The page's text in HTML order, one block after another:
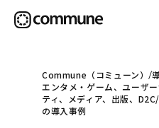
Communeについて
Commune（コミューン）
エンタメ・ゲーム、ユーザ
ティ、メディア、出版、
の導入事例